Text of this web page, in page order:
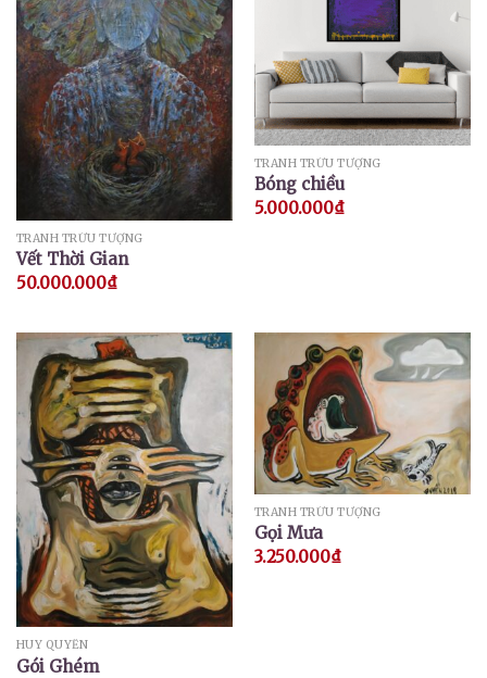
TRANH TRỪU TƯỢNG
Vết Thời Gian
50.000.000₫
TRANH TRỪU TƯỢNG
Bóng chiều
5.000.000₫
HUY QUYỂN
Gói Ghém
TRANH TRỪU TƯỢNG
Gọi Mưa
3.250.000₫